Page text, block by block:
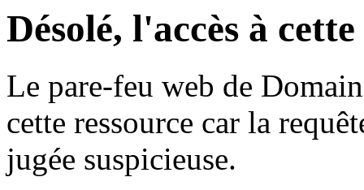
Désolé, l'accès à
Le pare-feu web de
cette ressource car la
jugée suspicieuse.